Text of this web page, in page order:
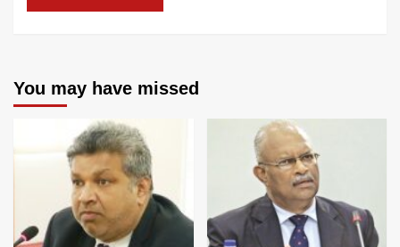
You may have missed